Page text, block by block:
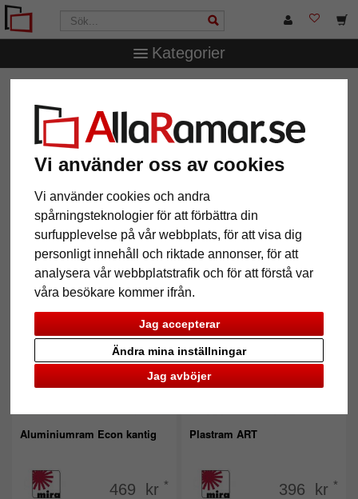
Vi använder oss av cookies
Vi använder cookies och andra
spårningsteknologier för att förbättra din
surfupplevelse på vår webbplats, för att visa dig
personligt innehåll och riktade annonser, för att
analysera vår webbplatstrafik och för att förstå var
våra besökare kommer ifrån.
Jag accepterar
Jag avböjer
Ändra mina inställningar
Kategorier
12 Artiklar Populärast
Grid
Aluminiumram Econ kantig
469 kr *
Plastram ART
396 kr *